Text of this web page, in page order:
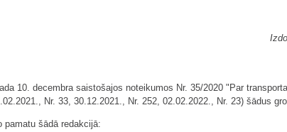
10. decembra saistošajos noteikumos Nr. 35/2020 "Par
Nr. 33, 30.12.2021., Nr. 252, 02.02.2022., Nr. 23) šādus
šādā redakcijā: